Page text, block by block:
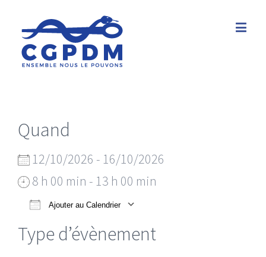
Quand
12/10/2026 - 16/10/2026
8 h 00 min - 13 h 00 min
Ajouter au Calendrier
Télécharger ICS
Type d’évènement